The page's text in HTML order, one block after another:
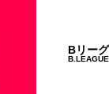
Bリーグ
B.LEAGUE